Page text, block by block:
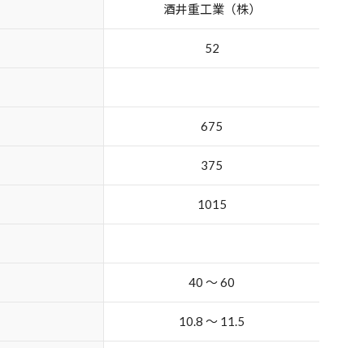
酒井重工業（株）
52
675
375
1015
40 ～ 60
10.8 ～ 11.5